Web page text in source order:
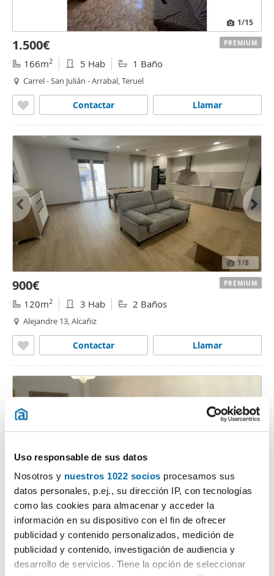
Uso responsable de sus datos
Nosotros y nuestros 1022 socios procesamos sus
datos personales, p.ej., su dirección IP, con tecnologías
como las cookies para almacenar y acceder la
información en su dispositivo con el fin de ofrecer
publicidad y contenido personalizados, medición de
publicidad y contenido, investigación de audiencia y
desarrollo de servicios. Tiene la opción de seleccionar
1/15
1.500€
166m2 5 Hab 1 Baño
Carrel - San Julián - Arrabal, Teruel
Llamar
Contactar
PREMIUM
1/8
900€
120m2 3 Hab 2 Baños
Alejandre 13, Alcañiz
Llamar
Contactar
PREMIUM
700€
100m 4 Hab 2 Baños
Aragón 95, Alcañiz
PREMIUM